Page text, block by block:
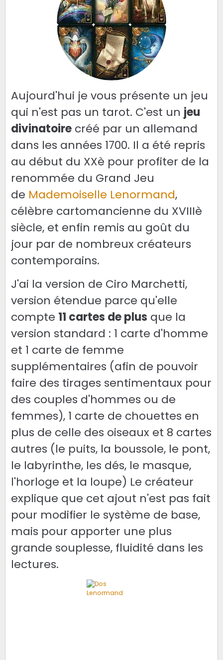
Aujourd'hui je vous présente un jeu
qui n'est pas un tarot. C'est un jeu
divinatoirecréé par un allemand
dans les années 1700. Il a été repris
au début du XXè pour profiter de la
renommée du Grand Jeu
de Mademoiselle Lenormand,
célèbre cartomancienne du XVIIIè
siècle, et enfin remis au goût du
jour par de nombreux créateurs
contemporains.
J'ai la version de Ciro Marchetti,
version étendue parce qu'elle
compte 11 cartes de plus que la
version standard : 1 carte d'homme
et 1 carte de femme
supplémentaires (afin de pouvoir
faire des tirages sentimentaux pour
des couples d'hommes ou de
femmes), 1 carte de chouettes en
plus de celle des oiseaux et 8 cartes
autres (le puits, la boussole, le pont,
le labyrinthe, les dés, le masque,
l'horloge et la loupe) Le créateur
explique que cet ajout n'est pas fait
pour modifier le système de base,
mais pour apporter une plus
grande souplesse, fluidité dans les
lectures.